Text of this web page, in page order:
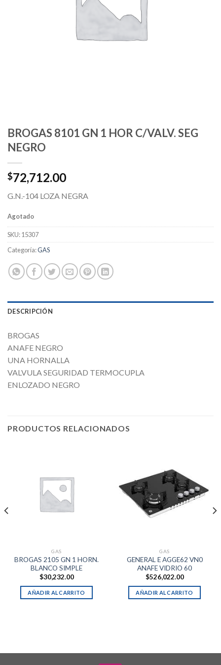
BROGAS 8101 GN 1 HOR C/VALV. SEG
NEGRO
$72,712.00
G.N.-104 LOZA NEGRA
Agotado
SKU:15307
Categoría:GAS
DESCRIPCIÓN
BROGAS
ANAFE NEGRO
UNA HORNALLA
VALVULA SEGURIDAD TERMOCUPLA
ENLOZADO NEGRO
PRODUCTOS RELACIONADOS
GAS
BROGAS 2105 GN 1 HORN.
BLANCO SIMPLE
$30,232.00
AÑADIR AL CARRITO
GAS
GENERAL E AGGE62 VN0
ANAFE VIDRIO 60
$526,022.00
AÑADIR AL CARRITO